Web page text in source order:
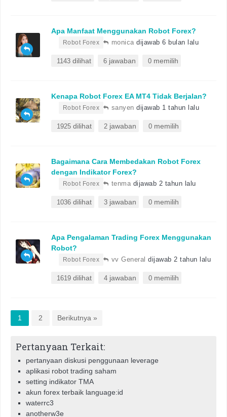
Apa Manfaat Menggunakan Robot Forex?
monica dijawab 6 bulan lalu
Robot Forex
1143 dilihat 6 jawaban 0 memilih
Kenapa Robot Forex EA MT4 Tidak Berjalan?
sanyen dijawab 1 tahun lalu
Robot Forex
1925 dilihat 2 jawaban 0 memilih
Bagaimana Cara Membedakan Robot Forex
dengan Indikator Forex?
tenma dijawab 2 tahun lalu
Robot Forex
1036 dilihat 3 jawaban 0 memilih
Apa Pengalaman Trading Forex Menggunakan
Robot?
vv General dijawab 2 tahun lalu
Robot Forex
1619 dilihat 4 jawaban 0 memilih
1 2 Berikutnya »
Pertanyaan Terkait:
pertanyaan diskusi penggunaan leverage
aplikasi robot trading saham
setting indikator TMA
akun forex terbaik language:id
waterrc3
anotherw3e